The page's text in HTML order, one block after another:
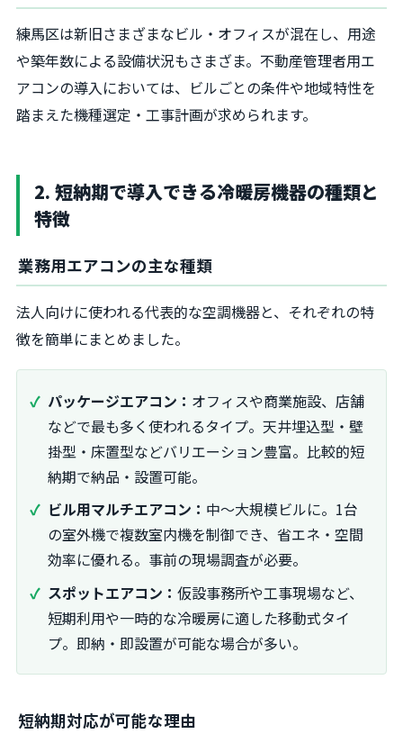
練馬区は新旧さまざまなビル・オフィスが混在し、用途
や築年数による設備状況もさまざま。不動産管理者用エ
アコンの導入においては、ビルごとの条件や地域特性を
踏まえた機種選定・工事計画が求められます。
2. 短納期で導入できる冷暖房機器の種類と
特徴
業務用エアコンの主な種類
法人向けに使われる代表的な空調機器と、それぞれの特
徴を簡単にまとめました。
パッケージエアコン： オフィスや商業施設、店舗
などで最も多く使われるタイプ。天井埋込型・壁
掛型・床置型などバリエーション豊富。比較的短
納期で納品・設置可能。
ビル用マルチエアコン： 中〜大規模ビルに。1台
の室外機で複数室内機を制御でき、省エネ・空間
効率に優れる。事前の現場調査が必要。
スポットエアコン： 仮設事務所や工事現場など、
短期利用や一時的な冷暖房に適した移動式タイ
プ。即納・即設置が可能な場合が多い。
短納期対応が可能な理由